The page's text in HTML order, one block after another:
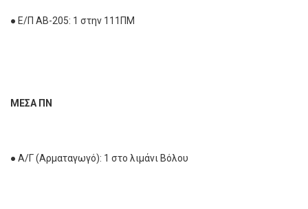
● Ε/Π AB-205: 1 στην 111ΠΜ
ΜΕΣΑ ΠΝ
● Α/Γ (Αρματαγωγό): 1 στο λιμάνι Βόλου